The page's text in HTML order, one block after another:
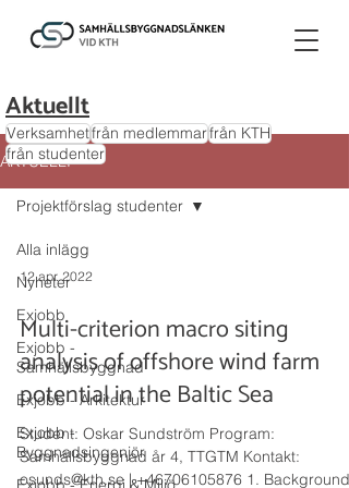
AKTUELLT
Alla inlägg
Nyheter
Exjobb
Exjobb -
Samhällsbyggnad
Exjobb - Arkitektur
Exjobb -
Byggnadsingenjör
Projektförslag studenter
12 apr. 2022
Multi-criterion macro siting
analysis of offshore wind farm
potential in the Baltic Sea
Student: Oskar Sundström Program:
Samhällsbyggnad år 4, TTGTM Kontakt:
osunds@kth.se | +46706105876 1. Background
Verksamhetfrån medlemmarfrån KTH
från studenter
Aktuellt